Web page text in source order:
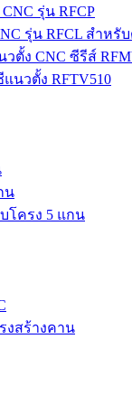
รุ่น RFCP
รุ่น RFCL สำหรั
ตั้ง CNC ซีรีส์
นวตั้ง RFTV510
น
โครง 5 แกน
งสร้างคาน